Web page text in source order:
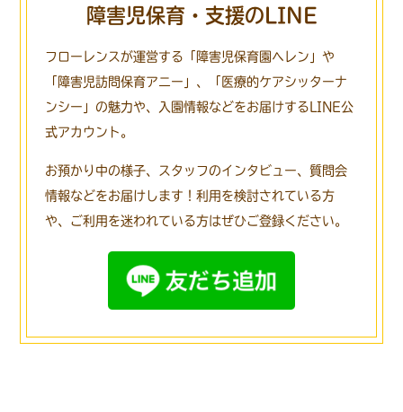
障害児保育・支援のLINE
フローレンスが運営する「障害児保育園ヘレン」や
「障害児訪問保育アニー」、
「医療的ケアシッターナ
ンシー」の魅力や、入園情報などをお届けするLINE公
式アカウント。
お預かり中の様子、スタッフのインタビュー、質問会
情報などをお届けします！利用を検討されている方
や、ご利用を迷われている方はぜひご登録ください。